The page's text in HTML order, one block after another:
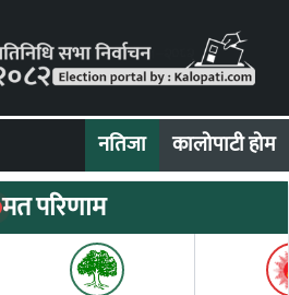
नतिजा कालोपाटी होम
मत परिणाम